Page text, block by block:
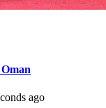
ago